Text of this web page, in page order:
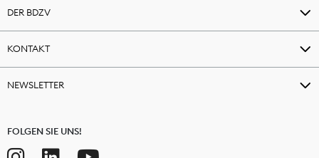
DER BDZV
KONTAKT
NEWSLETTER
FOLGEN SIE UNS!